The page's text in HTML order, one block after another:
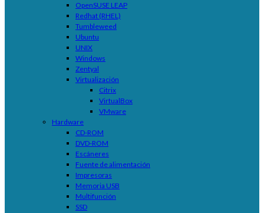
OpenSUSE LEAP
Redhat (RHEL)
Tumbleweed
Ubuntu
UNIX
Windows
Zentyal
Virtualización
Citrix
VirtualBox
VMware
Hardware
CD-ROM
DVD-ROM
Escáneres
Fuente de alimentación
Impresoras
Memoria USB
Multifunción
SSD